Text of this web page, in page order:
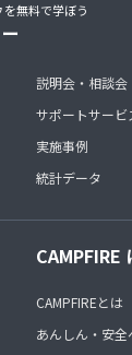
無料で学ぼう
説明会・相談会
サポートサービ
実施事例
統計データ
CAMPFIRE
CAMPFIREとは
あんしん・安